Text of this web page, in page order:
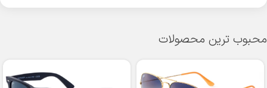
محبوب ترین محصولات